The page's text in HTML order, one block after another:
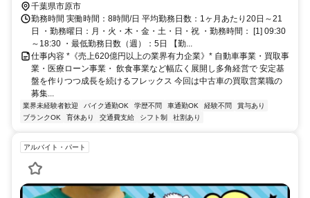
塚交差点近く。JR五井駅と八幡宿駅の中間地点になります。
千葉県市原市
勤務時間 実働時間：8時間/日 平均勤務日数：1ヶ月あたり20日～21
日 ・勤務曜日：月・火・木・金・土・日・祝 ・勤務時間： [1] 09:30
～18:30 ・最低勤務日数（週）：5日 【勤...
仕事内容 *《売上620億円以上の業界有力企業》* 自動車事業・買取事
業・医療ローン事業・ 飲食事業など幅広く展開し多角経営で 安定基
盤を作りつつ成長を続けるフレックス 今回は中古車の買取営業職の
募集...
業界未経験者歓迎 バイク通勤OK 学歴不問 車通勤OK 経験不問
賞与あり
ブランクOK
育休あり 交通費支給 シフト制 社割あり
アルバイト・パート